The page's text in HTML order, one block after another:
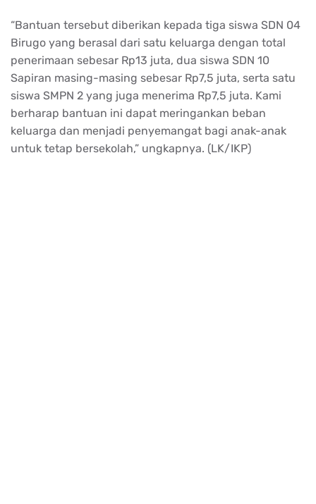
“Bantuan tersebut diberikan kepada tiga siswa SDN 04
Birugo yang berasal dari satu keluarga dengan total
penerimaan sebesar Rp13 juta, dua siswa SDN 10
Sapiran masing-masing sebesar Rp7,5 juta, serta satu
siswa SMPN 2 yang juga menerima Rp7,5 juta. Kami
berharap bantuan ini dapat meringankan beban
keluarga dan menjadi penyemangat bagi anak-anak
untuk tetap bersekolah,” ungkapnya. (LK/IKP)